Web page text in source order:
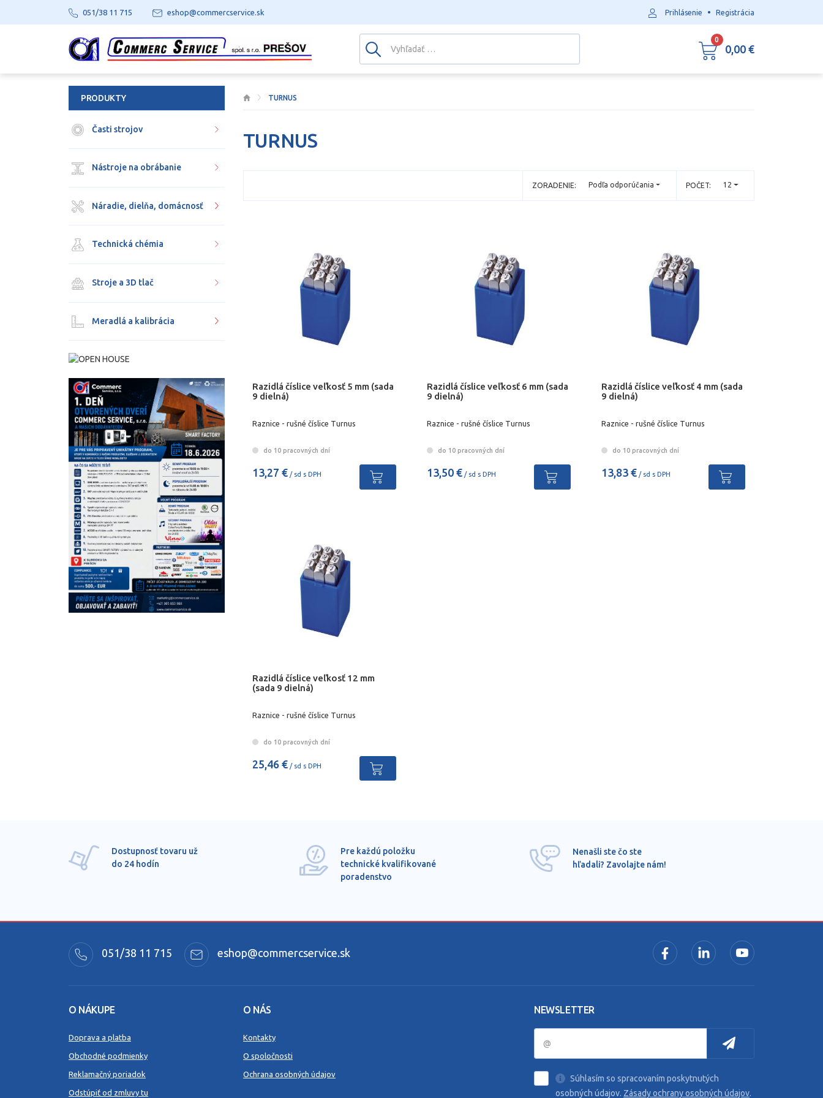
TURNUS
TURNUS
POČET: 12
ZORADENIE: Podľa odporúčania
Razidlá číslice veľkosť 5 mm (sada
9 dielná)
Raznice - rušné číslice Turnus
do 10 pracovných dní
13,27 € / sd s DPH
Razidlá číslice veľkosť 6 mm (sada
9 dielná)
Raznice - rušné číslice Turnus
do 10 pracovných dní
13,50 €/ sd s DPH
Razidlá číslice veľkosť 4 mm (sada
9 dielná)
Raznice - rušné číslice Turnus
do 10 pracovných dní
13,83 €/ sd s DPH
Razidlá číslice veľkosť 12 mm
(sada 9 dielná)
Raznice - rušné číslice Turnus
do 10 pracovných dní
25,46 € / sd s DPH
PRODUKTY
Časti strojov
Nástroje na obrábanie
Náradie, dielňa, domácnosť
Technická chémia
Stroje a 3D tlač
Meradlá a kalibrácia
Dostupnosť tovaru už
do 24 hodín
Pre každú položku
technické kvalifikované
poradenstvo
Nenašli ste čo ste
hľadali? Zavolajte nám!
051/38 11 715 eshop@commercservice.sk
O NÁKUPE
Doprava a platba
Obchodné podmienky
Reklamačný poriadok
Odstúpiť od zmluvy tu
O NÁS
Kontakty
O spoločnosti
Ochrana osobných údajov
NEWSLETTER
Súhlasím so spracovaním poskytnutých
osobných údajov. Zásady ochrany osobných údajov.
051/38 11 715 eshop@commercservice.sk Prihlásenie • Registrácia
0
0,00 €